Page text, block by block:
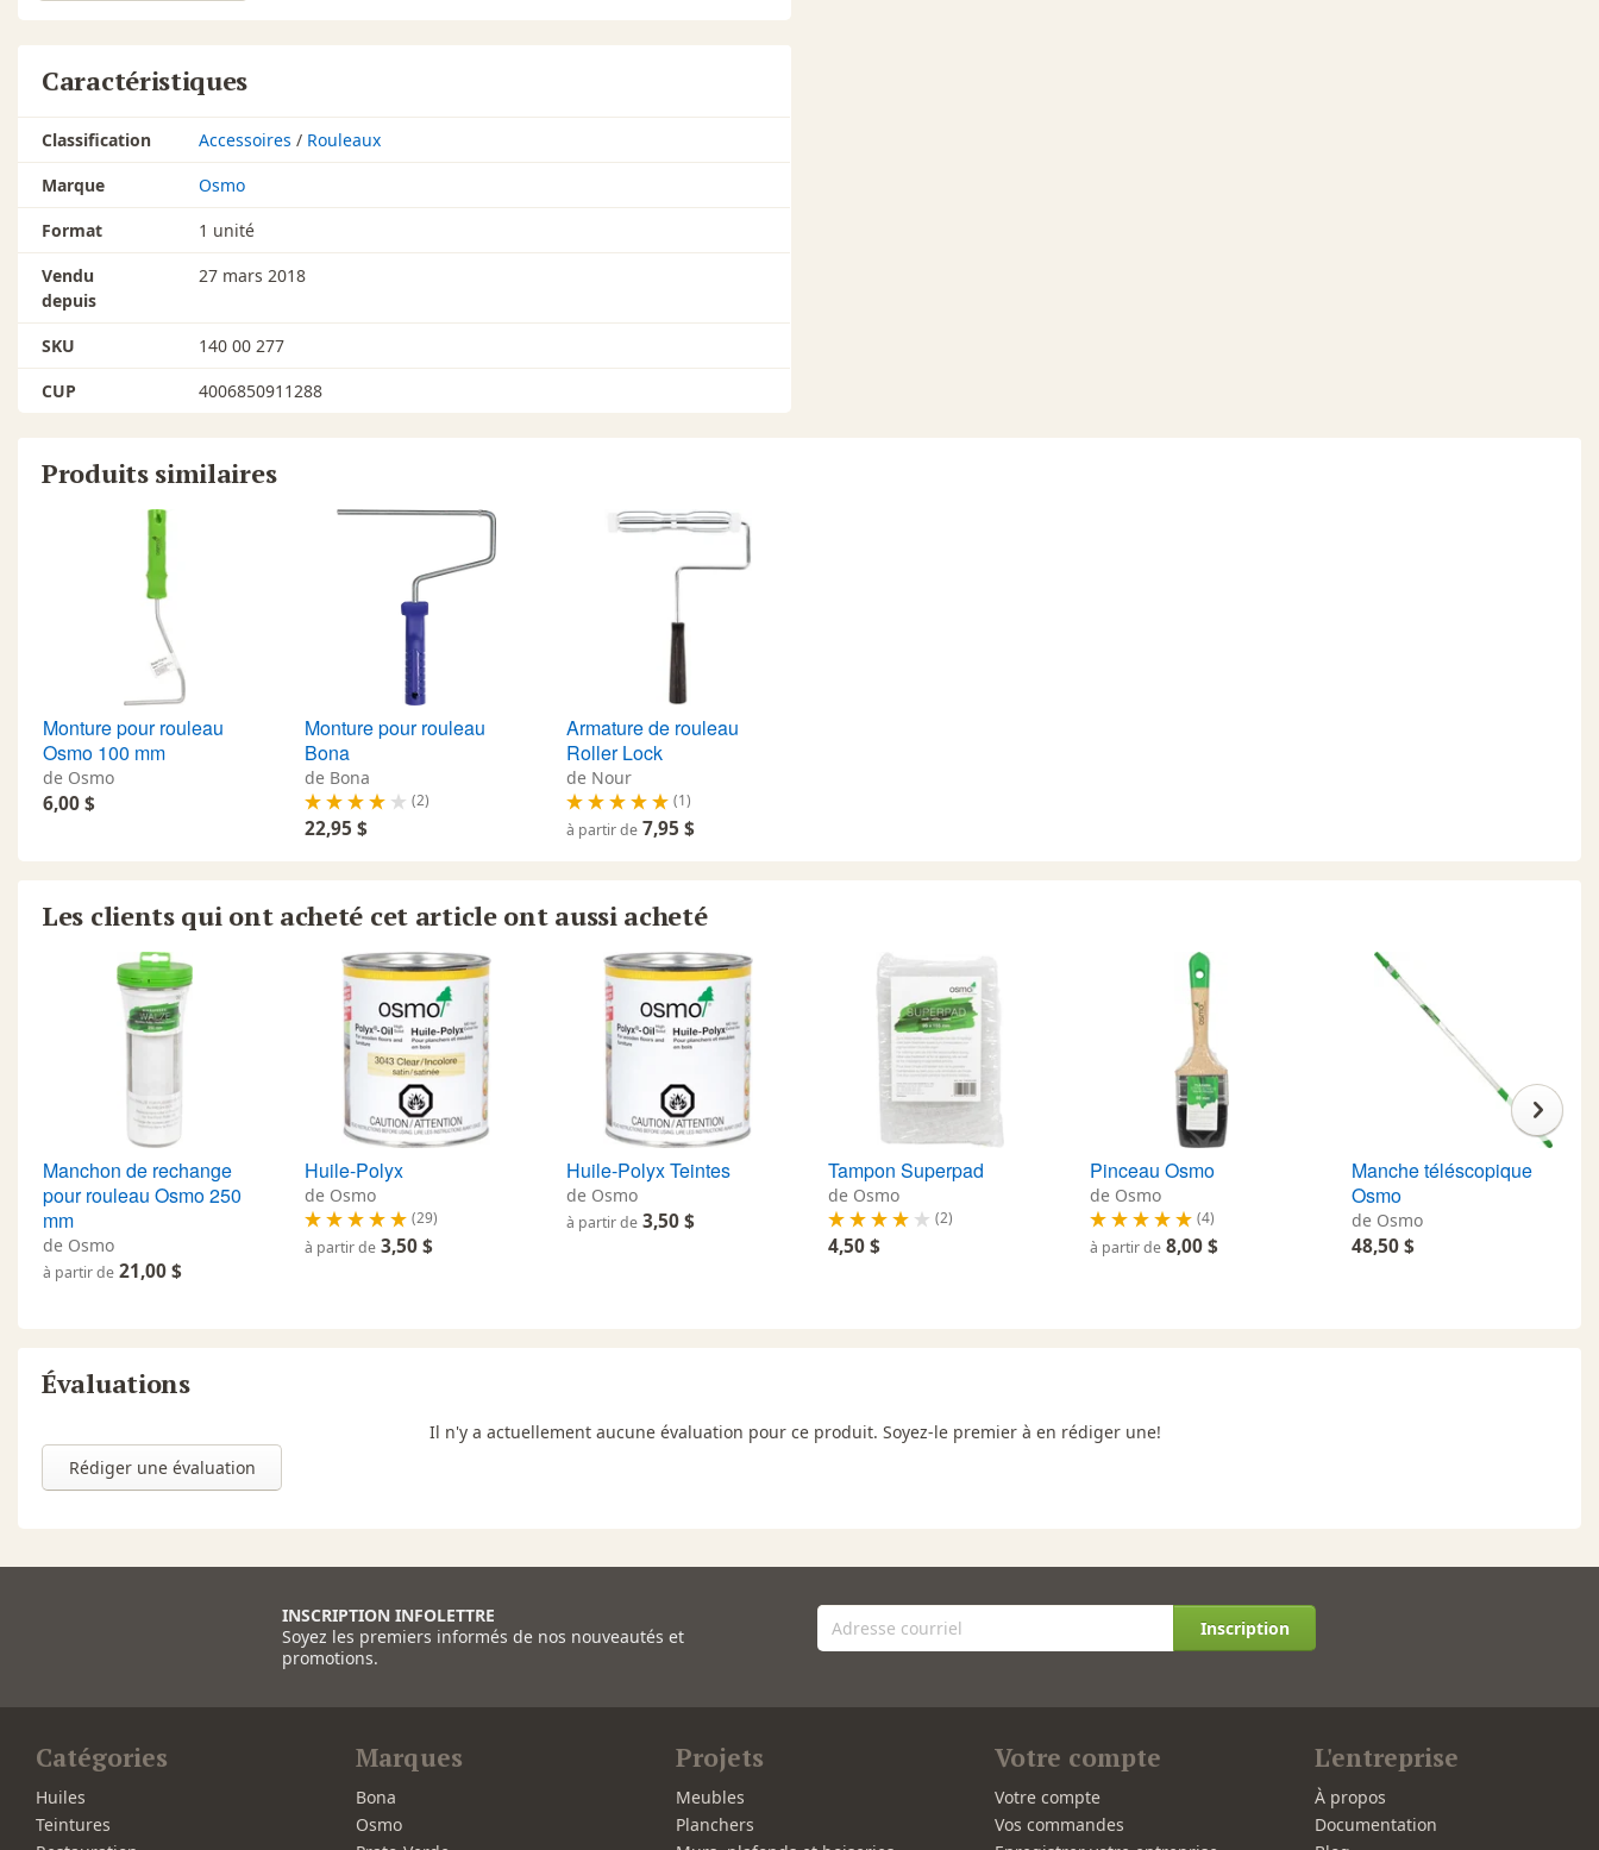
Caractéristiques
Classification Accessoires / Rouleaux
Marque
Osmo
Format
1 unité
Vendu
depuis
27 mars 2018
SKU
140 00 277
CUP
4006850911288
Produits similaires
Monture pour rouleau
Osmo 100 mm
de Osmo
6,00 $
Monture pour rouleau
Bona
de Bona
(2)
22,95 $
Armature de rouleau
Roller Lock
de Nour
(1)
à partir de 7,95 $
Les clients qui ont acheté cet article ont aussi acheté
Manchon de rechange
pour rouleau Osmo 250
mm
de Osmo
à partir de 21,00 $
Huile-Polyx
de Osmo
(29)
à partir de 3,50 $
Huile-Polyx Teintes
de Osmo
à partir de 3,50 $
Tampon Superpad
de Osmo
(2)
4,50 $
Pinceau Osmo
de Osmo
(4)
à partir de 8,00 $
Manche téléscopique
Osmo
de Osmo
48,50 $
Évaluations
Rédiger une évaluation
Il n'y a actuellement aucune évaluation pour ce produit. Soyez-le premier à en rédiger une!
INSCRIPTION INFOLETTRE
Soyez les premiers informés de nos nouveautés et
promotions.
Inscription
Catégories
Huiles
Teintures
Marques
Bona
Osmo
Projets
Meubles
Planchers
Votre compte
Votre compte
Vos commandes
L'entreprise
À propos
Documentation